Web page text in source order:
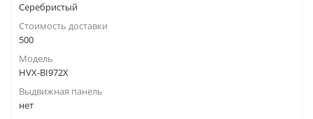
Серебристый
Стоимость доставки
500
Модель
HVX-BI972X
Выдвижная панель
нет